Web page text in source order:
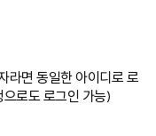
면 동일한 아이디로 로
로도 로그인 가능)